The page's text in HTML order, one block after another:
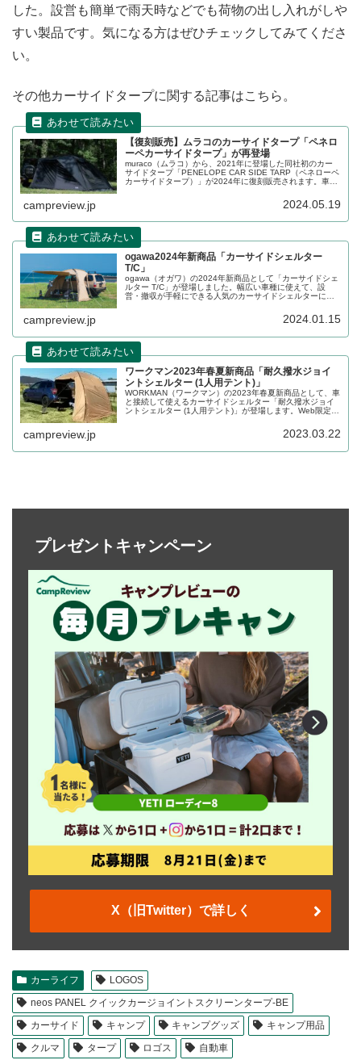
した。設営も簡単で雨天時などでも荷物の出し入れがしや
すい製品です。気になる方はぜひチェックしてみてくださ
い。
その他カーサイドタープに関する記事はこちら。
【復刻販売】ムラコのカーサイドタープ「ペネロ
ーペカーサイドタープ」が再登場
muraco（ムラコ）から、2021年に登場した同社初のカー
サイドタープ「PENELOPE CAR SIDE TARP（ペネローペ
カーサイドタープ）」が2024年に復刻販売されます。車高
campreview.jp 2024.05.19
ogawa2024年新商品「カーサイドシェルター
T/C」
ogawa（オガワ）の2024年新商品として「カーサイドシェ
ルター T/C」が登場しました。幅広い車種に使えて、設
営・撤収が手軽にできる人気のカーサイドシェルターに、
campreview.jp 2024.01.15
ワークマン2023年春夏新商品「耐久撥水ジョイ
ントシェルター (1人用テント)」
WORKMAN（ワークマン）の2023年春夏新商品として、車
と接続して使えるカーサイドシェルター「耐久撥水ジョイ
ントシェルター (1人用テント)」が登場します。Web限定で
campreview.jp 2023.03.22
プレゼントキャンペーン
X（旧Twitter）で詳しく
カーライフ
LOGOS
neos PANEL クイックカージョイントスクリーンタープ-BE
カーサイド
キャンプ キャンプグッズ
キャンプ用品
クルマ
タープ ロゴス 自動車